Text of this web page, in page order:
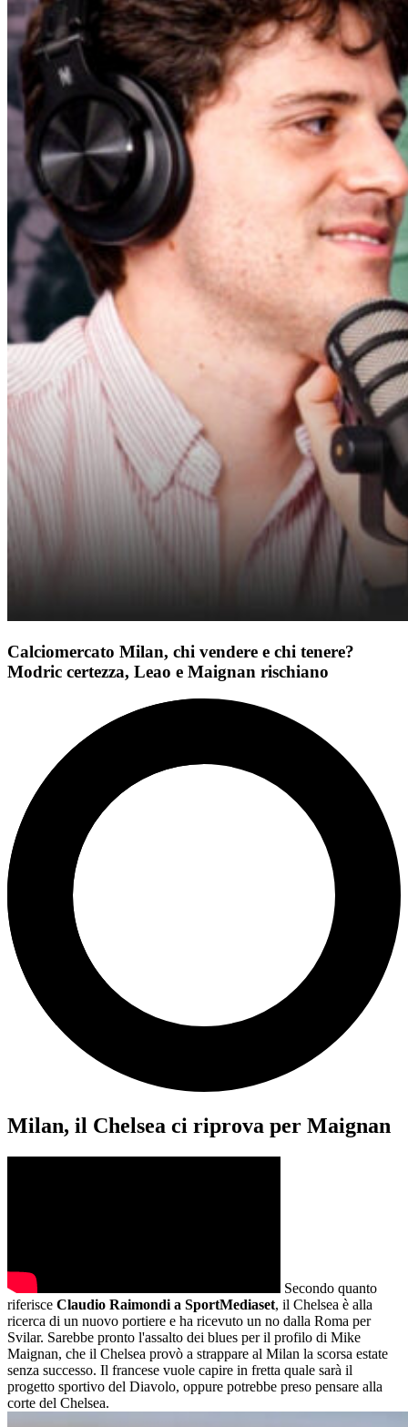
Calciomercato Milan, chi vendere e chi tenere?
Modric certezza, Leao e Maignan rischiano
Milan, il Chelsea ci riprova per Maignan
Secondo quanto
riferisce Claudio Raimondi a SportMediaset, il Chelsea è alla
ricerca di un nuovo portiere e ha ricevuto un no dalla Roma per
Svilar. Sarebbe pronto l'assalto dei blues per il profilo di Mike
Maignan, che il Chelsea provò a strappare al Milan la scorsa estate
senza successo. Il francese vuole capire in fretta quale sarà il
progetto sportivo del Diavolo, oppure potrebbe preso pensare alla
corte del Chelsea.